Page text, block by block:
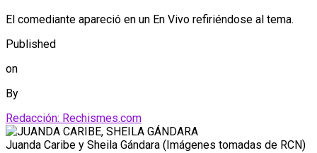
El comediante apareció en un En Vivo refiriéndose al tema.
Published
on
By
Redacción: Rechismes.com
Juanda Caribe y Sheila Gándara (Imágenes tomadas de RCN)